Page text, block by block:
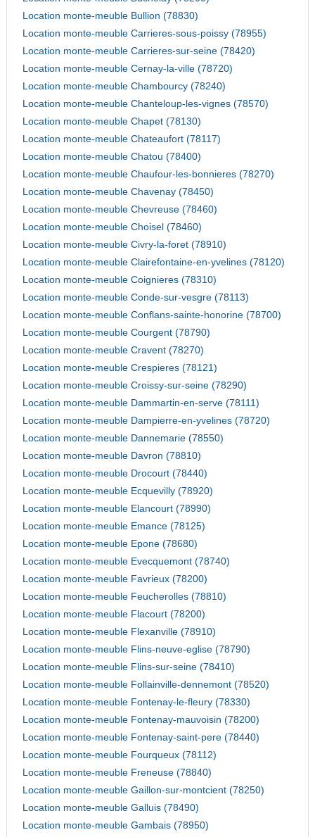
Location monte-meuble Bullion (78830)
Location monte-meuble Carrieres-sous-poissy (78955)
Location monte-meuble Carrieres-sur-seine (78420)
Location monte-meuble Cernay-la-ville (78720)
Location monte-meuble Chambourcy (78240)
Location monte-meuble Chanteloup-les-vignes (78570)
Location monte-meuble Chapet (78130)
Location monte-meuble Chateaufort (78117)
Location monte-meuble Chatou (78400)
Location monte-meuble Chaufour-les-bonnieres (78270)
Location monte-meuble Chavenay (78450)
Location monte-meuble Chevreuse (78460)
Location monte-meuble Choisel (78460)
Location monte-meuble Civry-la-foret (78910)
Location monte-meuble Clairefontaine-en-yvelines (78120)
Location monte-meuble Coignieres (78310)
Location monte-meuble Conde-sur-vesgre (78113)
Location monte-meuble Conflans-sainte-honorine (78700)
Location monte-meuble Courgent (78790)
Location monte-meuble Cravent (78270)
Location monte-meuble Crespieres (78121)
Location monte-meuble Croissy-sur-seine (78290)
Location monte-meuble Dammartin-en-serve (78111)
Location monte-meuble Dampierre-en-yvelines (78720)
Location monte-meuble Dannemarie (78550)
Location monte-meuble Davron (78810)
Location monte-meuble Drocourt (78440)
Location monte-meuble Ecquevilly (78920)
Location monte-meuble Elancourt (78990)
Location monte-meuble Emance (78125)
Location monte-meuble Epone (78680)
Location monte-meuble Evecquemont (78740)
Location monte-meuble Favrieux (78200)
Location monte-meuble Feucherolles (78810)
Location monte-meuble Flacourt (78200)
Location monte-meuble Flexanville (78910)
Location monte-meuble Flins-neuve-eglise (78790)
Location monte-meuble Flins-sur-seine (78410)
Location monte-meuble Follainville-dennemont (78520)
Location monte-meuble Fontenay-le-fleury (78330)
Location monte-meuble Fontenay-mauvoisin (78200)
Location monte-meuble Fontenay-saint-pere (78440)
Location monte-meuble Fourqueux (78112)
Location monte-meuble Freneuse (78840)
Location monte-meuble Gaillon-sur-montcient (78250)
Location monte-meuble Galluis (78490)
Location monte-meuble Gambais (78950)